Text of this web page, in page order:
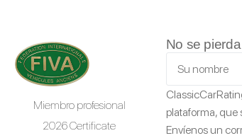
Miembro profesional
2026 Certificate
No se
plataforma,
Envíenos un